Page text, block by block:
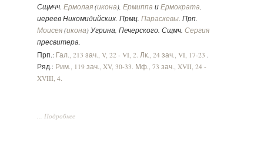
Сщмчч.Ермолая (икона),Ермиппа иЕрмократа,
иереев Никомидийских. Прмц.Параскевы. Прп.
Моисея (икона) Угрина, Печерского. Сщмч.Сергия
пресвитера.
Прп.: Гал., 213 зач., V, 22 - VI, 2. Лк., 24 зач., VI, 17-23 .
Ряд.: Рим., 119 зач., XV, 30-33. Мф., 73 зач., XVII, 24 -
XVIII, 4.
... Подробнее